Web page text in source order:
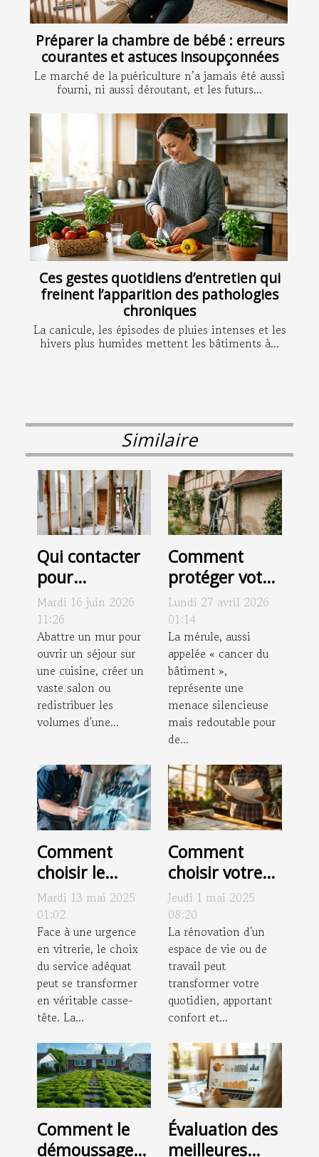
Préparer la chambre de bébé : erreurs
courantes et astuces insoupçonnées
Le marché de la puériculture n’a jamais été aussi
fourni, ni aussi déroutant, et les futurs...
Ces gestes quotidiens d’entretien qui
freinent l’apparition des pathologies
chroniques
La canicule, les épisodes de pluies intenses et les
hivers plus humides mettent les bâtiments à...
Similaire
Qui contacter
pour
l’ouverture
d’un mur
porteur avec
IPN dans les
Yvelines (78) ?
Mardi 16 juin 2026
11:26
Abattre un mur pour
ouvrir un séjour sur
une cuisine, créer un
vaste salon ou
redistribuer les
volumes d'une...
Comment
protéger votre
maison contre
l'invasion de la
mérule ?
Lundi 27 avril 2026
01:14
La mérule, aussi
appelée « cancer du
bâtiment »,
représente une
menace silencieuse
mais redoutable pour
de...
Comment
choisir le
meilleur
service de
vitrerie pour
urgences
Mardi 13 mai 2025
01:02
Face à une urgence
en vitrerie, le choix
du service adéquat
peut se transformer
en véritable casse-
tête. La...
Comment
choisir votre
partenaire
pour des
travaux de
rénovation
réussis
Jeudi 1 mai 2025
08:20
La rénovation d'un
espace de vie ou de
travail peut
transformer votre
quotidien, apportant
confort et...
Comment le
démoussage
Évaluation des
meilleures